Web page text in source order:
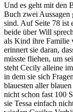
Und es geht mit den
Buch zwei Aussagen
sind. Auf Seite 78 ist
beide über Will
als Kind ihre Familie
erinnert sie daran,
müsste fliehen, um
steht Cecily alleine
in dem sie sich
blauesten aller
nicht schon fast 100
sie Tessa einfach